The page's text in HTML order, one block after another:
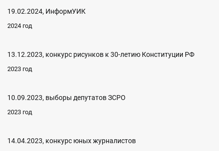
19.02.2024, ИнформУИК
2024 год
13.12.2023, конкурс рисунков к 30-летию Конституции РФ
2023 год
10.09.2023, выборы депутатов ЗСРО
2023 год
14.04.2023, конкурс юных журналистов